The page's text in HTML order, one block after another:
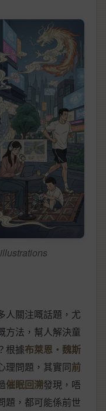
人關注嘅話題，尤
方法，幫人解決童
根據布萊恩‧魏斯
理問題，其實同前
催眠回溯發現，唔
題，都可能係前世